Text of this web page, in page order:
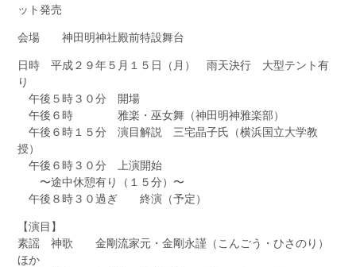
ット発売
会場 神田明神社殿前特設舞台
日時 平成２９年５月１５日（月） 雨天決行 大型テント有
り
午後５時３０分 開場
午後６時 雅楽・巫女舞（神田明神雅楽部）
午後６時１５分 演目解説 三宅晶子氏（横浜国立大学教
授）
午後６時３０分 上演開始
〜途中休憩有り（１５分）〜
午後８時３０過ぎ 終演（予定）
【演目】
素謡 神歌 金剛流家元・金剛永謹（こんごう・ひさのり）
ほか